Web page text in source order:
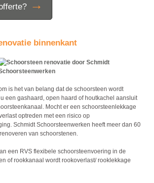
→
binnenkant
is het van belang dat de schoorsteen wordt
een gashaard, open haard of houtkachel aansluit
Mocht er een schoorsteenlekkage
optreden met een risico op
Schmidt Schoorsteenwerken heeft meer dan 60
van schoorstenen.
een RVS flexibele schoorsteenvoering in de
of rookkanaal wordt rookoverlast/ rooklekkage